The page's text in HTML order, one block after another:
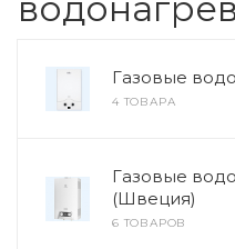
Газовые
4 ТОВАРА
Газовые
(Швеция)
6 ТОВАРОВ